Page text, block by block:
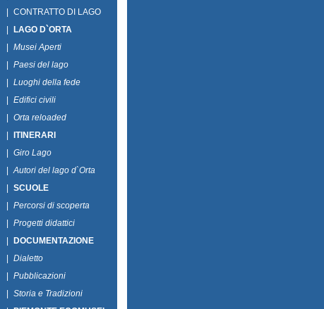
CONTRATTO DI LAGO
LAGO D`ORTA
Musei Aperti
Paesi del lago
Luoghi della fede
Edifici civili
Orta reloaded
ITINERARI
Giro Lago
Autori del lago d`Orta
SCUOLE
Percorsi di scoperta
Progetti didattici
DOCUMENTAZIONE
Dialetto
Pubblicazioni
Storia e Tradizioni